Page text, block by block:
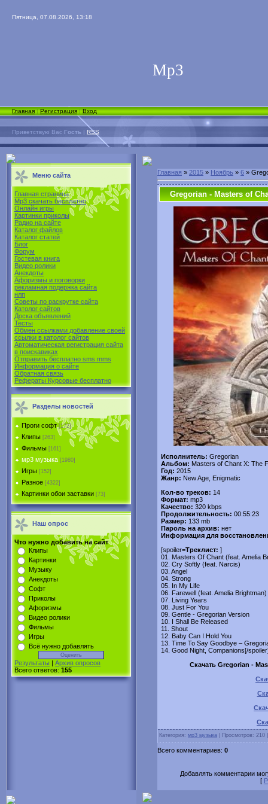
Пятница, 07.08.2026, 13:18
Мp3
Главная|Регистрация|Вход
Приветствую Вас Гость | RSS
Меню сайта
Главная страница
Mp3 скачать бесплатно
Онлайн игры
Картинки приколы
Радио на сайте
Каталог файлов
Каталог статей
Блог
Форум
Гостевая книга
Видео ролики
Анекдоты
Афоризмы и поговорки
рекламная подержка сайта
нлп
Советы по раскрутке сайта
Католог сайтов
Доска объявлений
Тесты
Обмен ссылками добавление своей
ссылки в католог сайтов
Автоматическая регистрация сайта
в поиcкавиках
Отправить бесплатно sms mms
Информация о сайте
Обратная связь
Рефераты Курсовые бесплатно
Разделы новостей
Проги софт [172]
Клипы [263]
Фильмы [161]
мр3 музыка [1980]
Игры [152]
Разное [4322]
Картинки обои заставки [73]
Наш опрос
Что нужно добавить на сайт
Клипы
Картинки
Музыку
Анекдоты
Софт
Приколы
Афоризмы
Видео ролики
Фильмы
Игры
Всё нужно добавлять
Результаты | Архив опросов
Всего ответов: 155
Главная » 2015 » Ноябрь » 6 »
Gregorian - Masters of
Исполнитель: Gregorian
Альбом: Masters of Chant X: The
Год: 2015
Жанр: New Age, Enigmatic
Кол-во треков: 14
Формат: mp3
Качество: 320 kbps
Продолжительность: 00:55:23
Размер: 133 mb
Пароль на архив: нет
Информация для
[spoiler=Tреклист: ]
01. Masters Of Chant (feat. Amelia
02. Cry Softly (feat. Narcis)
03. Angel
04. Strong
05. In My Life
06. Farewell (feat. Amelia Brightman)
07. Living Years
08. Just For You
09. Gentle - Gregorian Version
10. I Shall Be Released
11. Shout
12. Baby Can I Hold You
13. Time To Say Goodbye –
14. Good Night, Companions[/
Скачать Gregorian -
Категория: мр3 музыка | Просмотров:
Всего комментариев: 0
Добавлять комментарии
[